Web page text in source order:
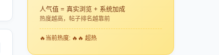
人气值 = 真实浏览 + 系统加成
热度越高，帖子排名越靠前
🔥 当前热度: 🔥🔥 超热